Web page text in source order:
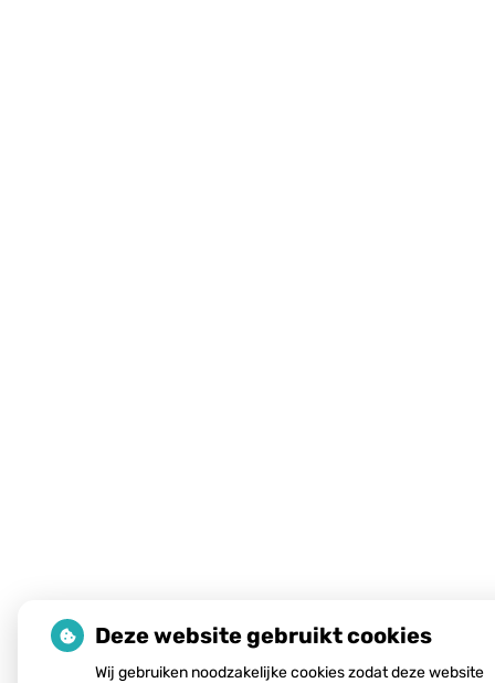
Deze website gebruikt cookies
Wij gebruiken noodzakelijke cookies zodat deze website